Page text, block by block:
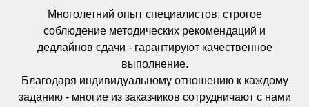
Многолетний опыт специалистов, строгое
соблюдение методических рекомендаций и
дедлайнов сдачи - гарантируют качественное
выполнение.
Благодаря индивидуальному отношению к каждому
заданию - многие из заказчиков сотрудничают с нами